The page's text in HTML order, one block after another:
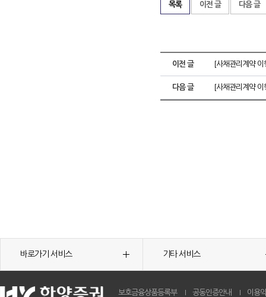
목록 이전 글 다음 글
이전 글 [사채관리계약
다음 글 [사채관리계약
바로가기 서비스 기타 서비스
보호금융상품등록부 공동인증안내 이용